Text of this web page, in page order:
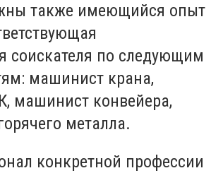
также имеющийся опыт
соискателя по следующим
машинист крана,
машинист конвейера,
металла.
конкретной профессии